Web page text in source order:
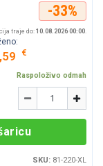
-33%
traje do:10.08.2026 00:00.
€
Raspoloživo odmah
- +
SKU: 81-220-XL